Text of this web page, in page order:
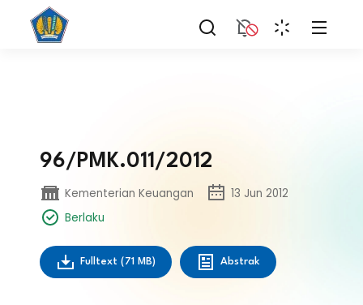
96/PMK.011/2012
Kementerian Keuangan
13 Jun 2012
Berlaku
Fulltext (71 MB) Abstrak